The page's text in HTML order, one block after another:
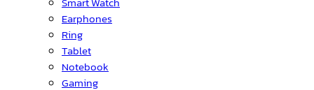
Earphones
Ring
Tablet
Notebook
Gaming